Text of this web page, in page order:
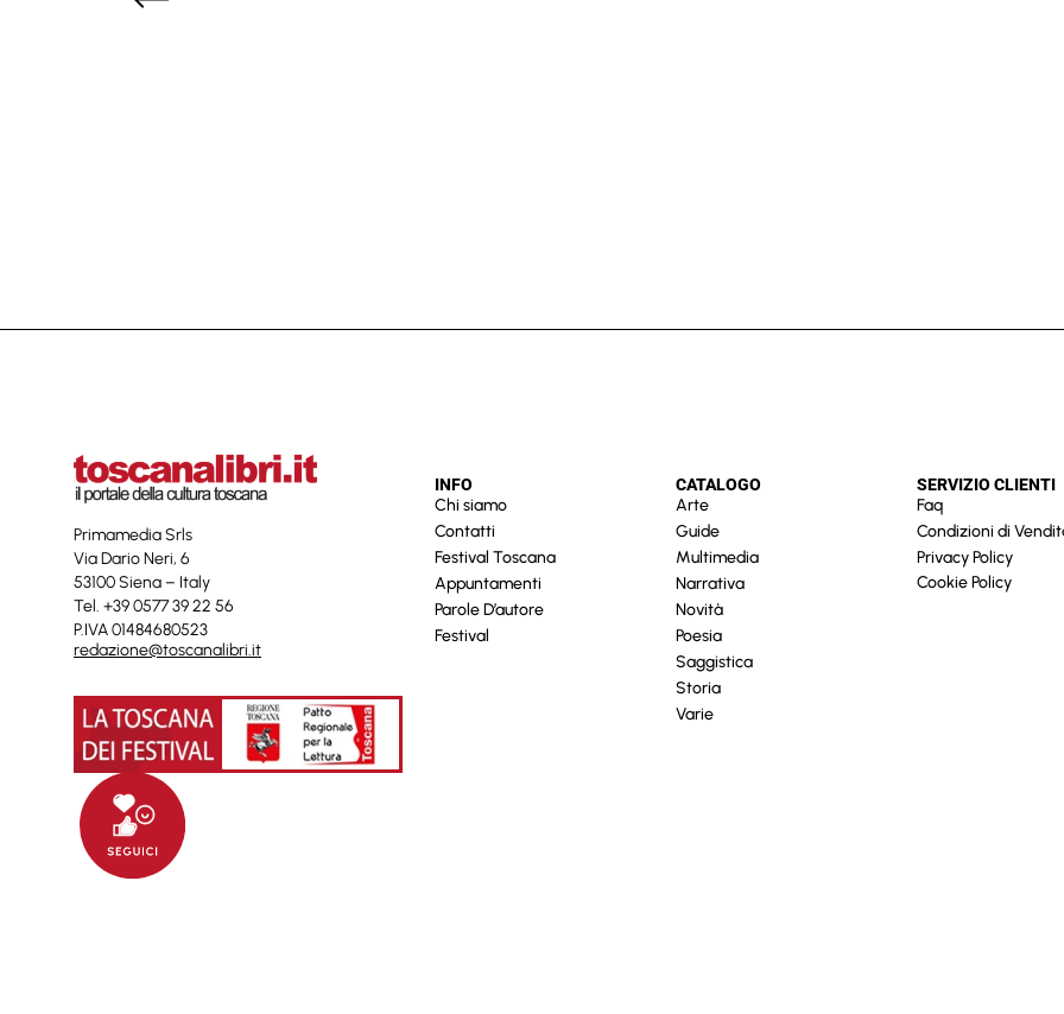
Primamedia Srls
Via Dario Neri, 6
53100 Siena – Italy
Tel. +39 0577 39 22 56
P.IVA 01484680523
redazione@toscanalibri.it
INFO
Chi siamo
Contatti
Festival Toscana
Appuntamenti
Parole D’autore
Festival
CATALOGO
Arte
Guide
Multimedia
Narrativa
Novità
Poesia
Saggistica
Storia
Varie
SERVIZIO CLIENTI
Faq
Condizioni di
Privacy Policy
Cookie Policy